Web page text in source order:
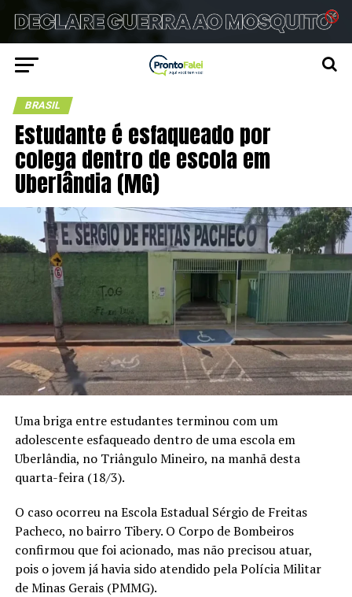
BRASIL
Estudante é esfaqueado por
colega dentro de escola em
Uberlândia (MG)
Uma briga entre estudantes terminou com um
adolescente esfaqueado dentro de uma escola em
Uberlândia, no Triângulo Mineiro, na manhã desta
quarta-feira (18/3).
O caso ocorreu na Escola Estadual Sérgio de Freitas
Pacheco, no bairro Tibery. O Corpo de Bombeiros
confirmou que foi acionado, mas não precisou atuar,
pois o jovem já havia sido atendido pela Polícia Militar
de Minas Gerais (PMMG).